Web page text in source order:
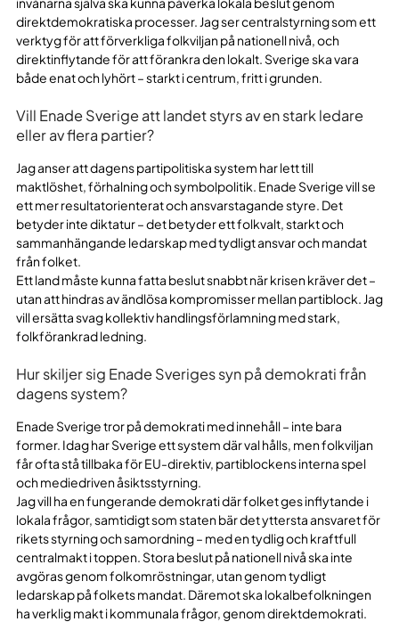
direktdemokratiska processer. Jag ser centralstyrning som ett
verktyg för att förverkliga folkviljan på nationell nivå, och
direktinflytande för att förankra den lokalt. Sverige ska vara
både enat och lyhört – starkt i centrum, fritt i grunden.
Vill Enade Sverige att landet styrs av en stark ledare
eller av flera partier?
Jag anser att dagens partipolitiska system har lett till
maktlöshet, förhalning och symbolpolitik. Enade Sverige vill se
ett mer resultatorienterat och ansvarstagande styre. Det
betyder inte diktatur – det betyder ett folkvalt, starkt och
sammanhängande ledarskap med tydligt ansvar och mandat
från folket.
Ett land måste kunna fatta beslut snabbt när krisen kräver det –
utan att hindras av ändlösa kompromisser mellan partiblock. Jag
vill ersätta svag kollektiv handlingsförlamning med stark,
folkförankrad ledning.
Hur skiljer sig Enade Sveriges syn på demokrati från
dagens system?
Enade Sverige tror på demokrati med innehåll – inte bara
former. Idag har Sverige ett system där val hålls, men folkviljan
får ofta stå tillbaka för EU-direktiv, partiblockens interna spel
och mediedriven åsiktsstyrning.
Jag vill ha en fungerande demokrati där folket ges inflytande i
lokala frågor, samtidigt som staten bär det yttersta ansvaret för
rikets styrning och samordning – med en tydlig och kraftfull
centralmakt i toppen. Stora beslut på nationell nivå ska inte
avgöras genom folkomröstningar, utan genom tydligt
ledarskap på folkets mandat. Däremot ska lokalbefolkningen
ha verklig makt i kommunala frågor, genom direktdemokrati.